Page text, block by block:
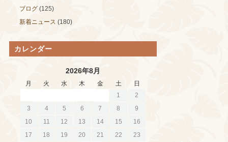
ブログ(125)
新着ニュース (180)
カレンダー
2026年8月
月 火 水 木 金 土
日
1
2
3
4 5 6 7 8
9
10
11 12 13 14 15
16
17
18 19 20 21 22
23